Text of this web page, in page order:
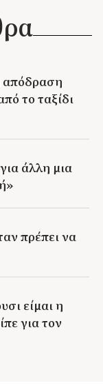
απόδραση
το ταξίδι
άλλη μια
πρέπει να
είμαι η
για τον